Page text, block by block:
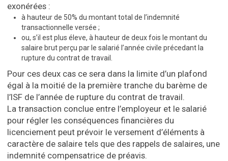
exonérées :
à hauteur de 50% du montant total de l’indemnité
transactionnelle versée ;
ou, s’il est plus éleve, à hauteur de deux fois le montant du
salaire brut perçu par le salarié l’année civile précedant la
rupture du contrat de travail.
Pour ces deux cas ce sera dans la limite d’un plafond
égal à la moitié de la première tranche du barème de
l’ISF de l’année de rupture du contrat de travail.
La transaction conclue entre l’employeur et le salarié
pour régler les conséquences financières du
licenciement peut prévoir le versement d’éléments à
caractère de salaire tels que des rappels de salaires, une
indemnité compensatrice de préavis.